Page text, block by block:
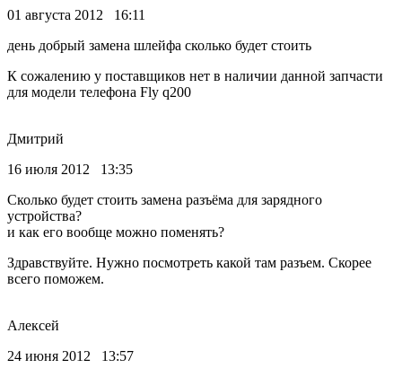
01 августа 2012 16:11
день добрый замена шлейфа сколько будет стоить
К сожалению у поставщиков нет в наличии данной запчасти
для модели телефона Fly q200
Дмитрий
16 июля 2012 13:35
Сколько будет стоить замена разъёма для зарядного
устройства?
и как его вообще можно поменять?
Здравствуйте. Нужно посмотреть какой там разъем. Скорее
всего поможем.
Алексей
24 июня 2012 13:57